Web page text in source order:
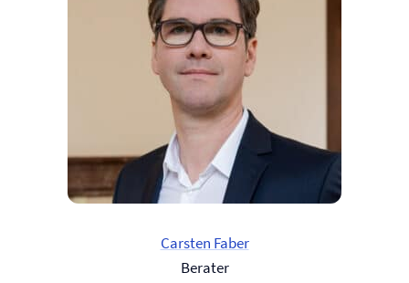
Carsten Faber
Berater